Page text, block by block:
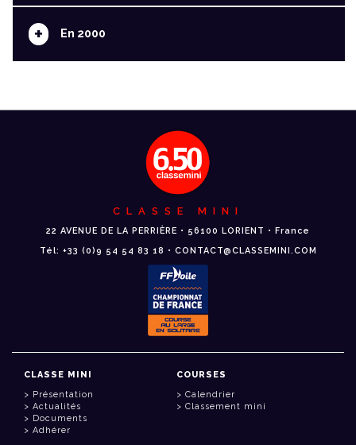
+ En 2000
CLASSE MINI
22 AVENUE DE LA PERRIÈRE • 56100 LORIENT • France
Tél: +33 (0)9 54 54 83 18 • CONTACT@CLASSEMINI.COM
CLASSE MINI
Présentation
Actualités
Documents
Adhérer
COURSES
Calendrier
Classement mini